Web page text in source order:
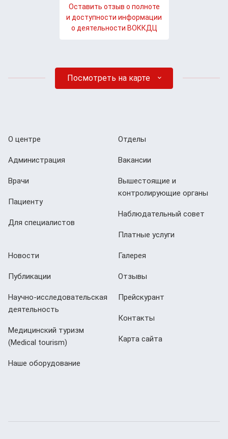
Оставить отзыв о полноте
и доступности информации
о деятельности ВОККДЦ
Посмотреть на карте
О центре
Администрация
Врачи
Пациенту
Для специалистов
Отделы
Вакансии
Вышестоящие и
контролирующие органы
Наблюдательный совет
Платные услуги
Новости
Публикации
Научно-исследовательская
деятельность
Медицинский туризм
(Мedical tourism)
Наше оборудование
Галерея
Отзывы
Прейскурант
Контакты
Карта сайта